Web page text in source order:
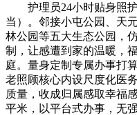
护理员24小时贴身照护
当）。邻接小屯公园、天
林公园等五大生态公园，
制，让感遭到家的温暖，
庭。量身定制专属办事打
老照顾核心内设尺度化医
质量，收成归属感取幸福
平米，以平台式办事，无